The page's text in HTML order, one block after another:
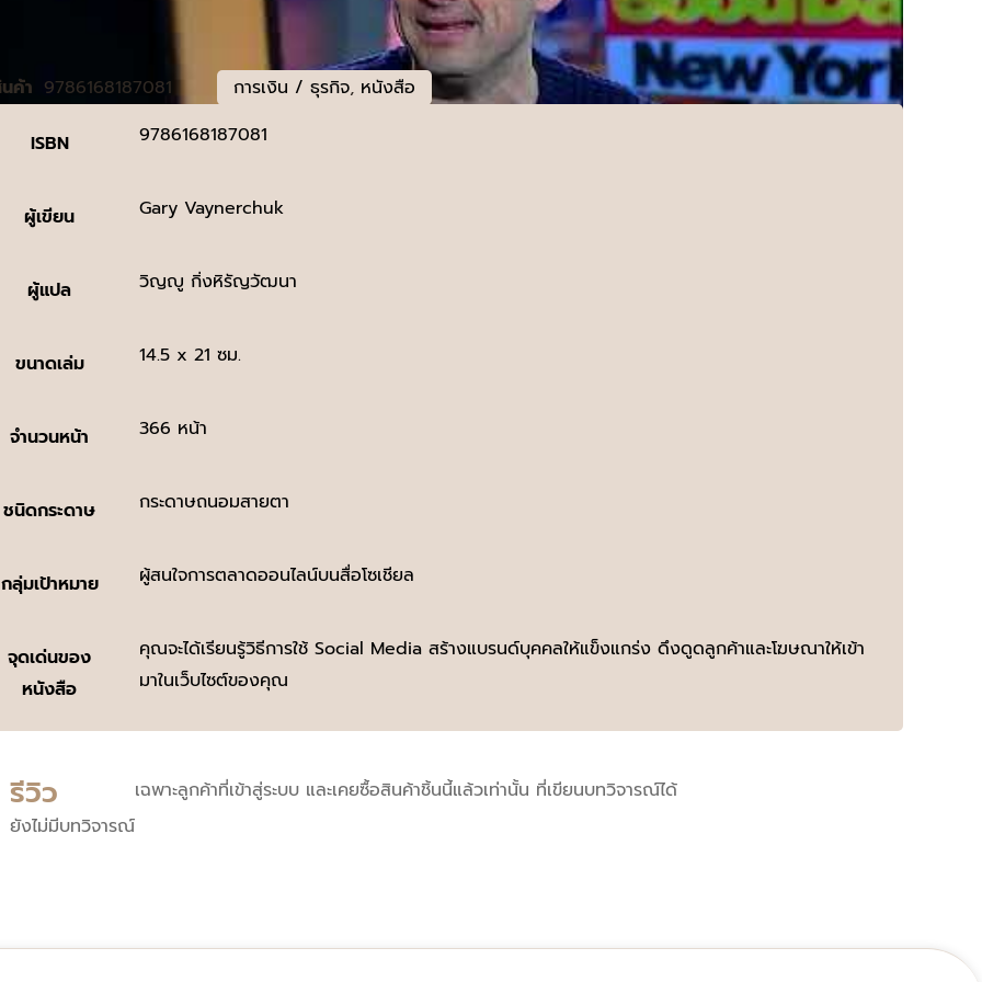
ค้า 9786168187081 การเงิน / ธุรกิจ, หนังสือ
ISBN 9786168187081
ผู้เขียน Gary Vaynerchuk
ผู้แปล วิญญู กิ่งหิรัญวัฒนา
ขนาดเล่ม 14.5 x 21 ซม.
จำนวนหน้า 366 หน้า
ชนิดกระดาษ กระดาษถนอมสายตา
กลุ่มเป้าหมาย ผู้สนใจการตลาดออนไลน์บนสื่อโซเชียล
จุดเด่นของ
หนังสือ
คุณจะได้เรียนรู้วิธีการใช้ Social Media สร้างแบรนด์บุคคลให้แข็งแกร่ง ดึงดูดลูกค้าและโฆษณาให้เข้า
มาในเว็บไซต์ของคุณ
รีวิว
ยังไม่มีบทวิจารณ์
เฉพาะลูกค้าที่เข้าสู่ระบบ และเคยซื้อสินค้าชิ้นนี้แล้วเท่านั้น ที่เขียนบทวิจารณ์ได้